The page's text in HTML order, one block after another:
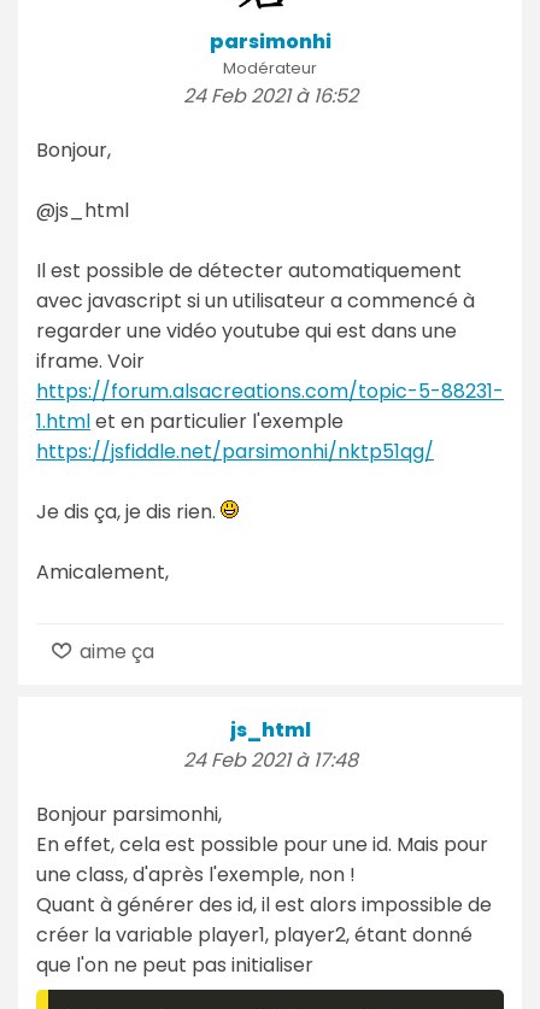
parsimonhi
Modérateur
24 Feb 2021 à 16:52
Bonjour,
@js_html
Il est possible de détecter automatiquement
avec javascript si un utilisateur a commencé à
regarder une vidéo youtube qui est dans une
iframe. Voir
https://forum.alsacreations.com/topic-5-88231-
1.htmlet en particulier l'exemple
https://jsfiddle.net/parsimonhi/nktp51qg/
Je dis ça, je dis rien.
Amicalement,
aime ça
js_html
24 Feb 2021 à 17:48
Bonjour parsimonhi,
En effet, cela est possible pour une id. Mais pour
une class, d'après l'exemple, non !
Quant à générer des id, il est alors impossible de
créer la variable player1, player2, étant donné
que l'on ne peut pas initialiser